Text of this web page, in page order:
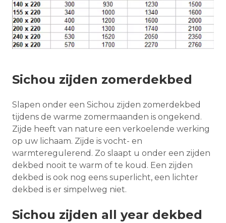
Sichou zijden zomerdekbed
Slapen onder een Sichou zijden zomerdekbed
tijdens de warme zomermaanden is ongekend.
Zijde heeft van nature een verkoelende werking
op uw lichaam. Zijde is vocht- en
warmteregulerend. Zo slaapt u onder een zijden
dekbed nooit te warm of te koud. Een zijden
dekbed is ook nog eens superlicht, een lichter
dekbed is er simpelweg niet.
Sichou zijden all year dekbed